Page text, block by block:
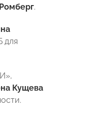
.
для
Кущева